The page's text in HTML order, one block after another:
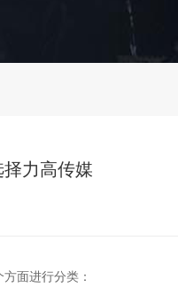
力高传媒
面进行分类：